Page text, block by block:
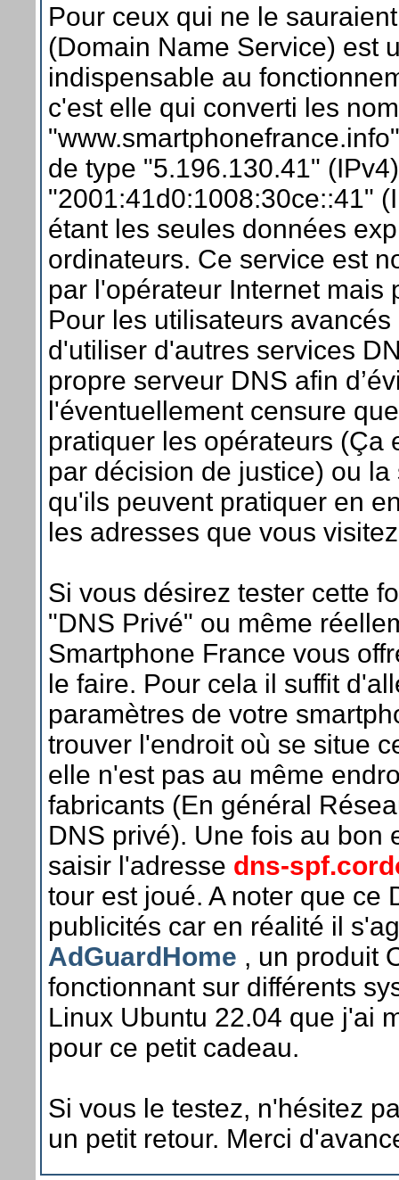
Pour ceux qui ne le
(Domain Name Service) est
indispensable au
c'est elle qui converti les
de type "5.196.130.41"
"2001:41d0:1008:30ce::41"
étant les seules données
ordinateurs. Ce service est
par l'opérateur Internet mais
Pour les utilisateurs
d'utiliser d'autres services
propre serveur DNS afin
l'éventuellement censure
pratiquer les opérateurs (Ça
par décision de justice) ou
qu'ils peuvent pratiquer en
les adresses que vous
Si vous désirez tester cette
"DNS Privé" ou même
Smartphone France vous
le faire. Pour cela il suffit
paramètres de votre
trouver l'endroit où se situe
elle n'est pas au même
fabricants (En général
DNS privé). Une fois au bon
saisir l'adresse dns-
tour est joué. A noter que ce
publicités car en réalité il
AdGuardHome , un produit
fonctionnant sur différents
Linux Ubuntu 22.04 que j'ai
pour ce petit cadeau.
Si vous le testez, n'hésitez
un petit retour. Merci